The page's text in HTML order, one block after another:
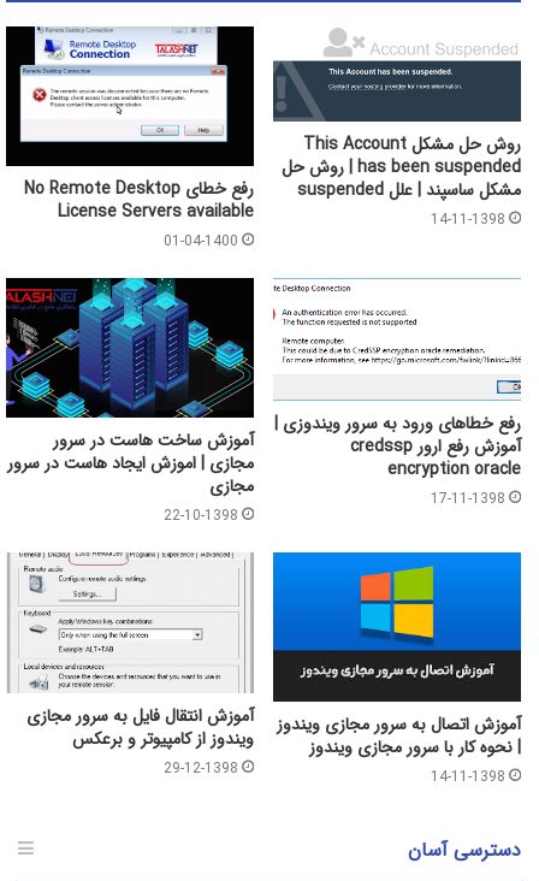
روش حل مشکل This Account
has been suspended | روش حل
مشکل ساسپند | علل suspended
14-11-1398
رفع خطای No Remote Desktop
License Servers available
01-04-1400
رفع خطاهای ورود به سرور ویندوزی |
آموزش رفع ارور credssp
encryption oracle
17-11-1398
آموزش ساخت هاست در سرور
مجازی | اموزش ایجاد هاست در سرور
مجازی
22-10-1398
آموزش اتصال به سرور مجازی ویندوز
| نحوه کار با سرور مجازی ویندوز
14-11-1398
آموزش انتقال فایل به سرور مجازی
ویندوز از کامپیوتر و برعکس
29-12-1398
دسترسی آسان